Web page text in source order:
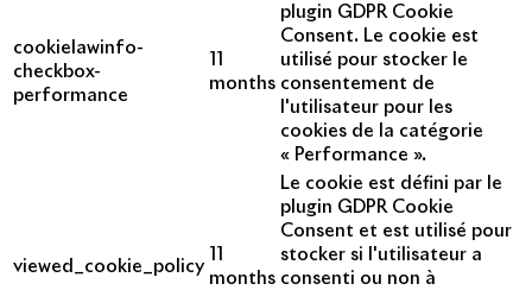
cookielawinfo-
checkbox-
performance
months
plugin GDPR Cookie
Consent. Le cookie est
utilisé pour stocker le
consentement de
l'utilisateur pour les
cookies de la catégorie
« Performance ».
viewed_cookie_policy
months
Le cookie est défini par le
plugin GDPR Cookie
Consent et est utilisé pour
stocker si l'utilisateur a
consenti ou non à